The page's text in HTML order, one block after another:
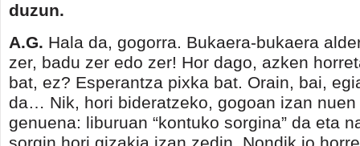
duzun.
A.G. Hala da, gogorra. Bukaera-bukaera
zer, badu zer edo zer! Hor dago, azken
bat, ez? Esperantza pixka bat. Orain, bai,
da… Nik, hori bideratzeko, gogoan izan
genuena: liburuan “kontuko sorgina” da eta